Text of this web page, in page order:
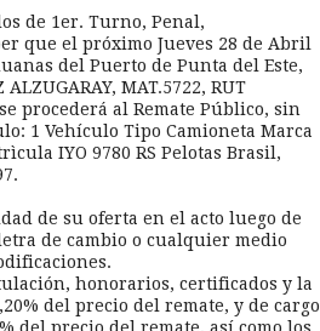
de 1er. Turno, Penal,
que el próximo Jueves 28 de Abril
del Puerto de Punta del Este,
MAT.5722, RUT
procederá al Remate Público, sin
1 Vehículo Tipo Camioneta Marca
IYO 9780 RS Pelotas Brasil,
de su oferta en el acto luego de
de cambio o cualquier medio
honorarios, certificados y la
del precio del remate, y de cargo